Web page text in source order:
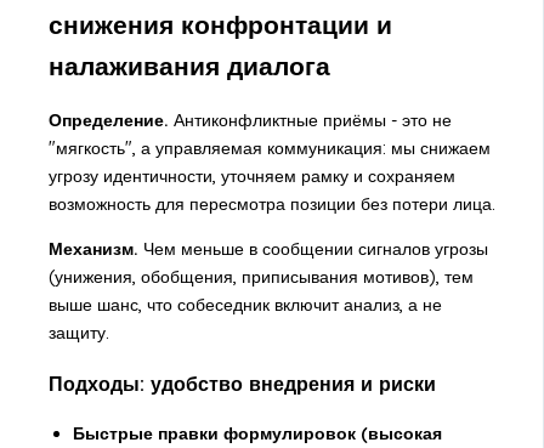
снижения конфронтации и
налаживания диалога
Определение. Антиконфликтные приёмы - это не
"мягкость", а управляемая коммуникация: мы снижаем
угрозу идентичности, уточняем рамку и сохраняем
возможность для пересмотра позиции без потери лица.
Механизм. Чем меньше в сообщении сигналов угрозы
(унижения, обобщения, приписывания мотивов), тем
выше шанс, что собеседник включит анализ, а не
защиту.
Подходы: удобство внедрения и риски
Быстрые правки формулировок (высокая